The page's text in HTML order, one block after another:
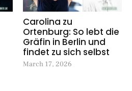
Carolina zu
Ortenburg: So lebt die
Gräfin in Berlin und
findet zu sich selbst
March 17, 2026